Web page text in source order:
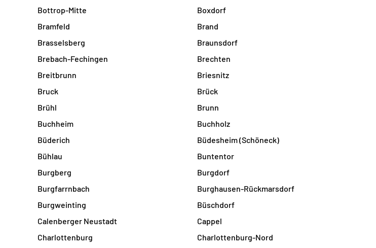
Bottrop-Mitte
Boxdorf
Bramfeld
Brand
Brasselsberg
Braunsdorf
Brebach-Fechingen
Brechten
Breitbrunn
Briesnitz
Bruck
Brück
Brühl
Brunn
Buchheim
Buchholz
Büderich
Büdesheim (Schöneck)
Bühlau
Buntentor
Burgberg
Burgdorf
Burgfarrnbach
Burghausen-Rückmarsdorf
Burgweinting
Büschdorf
Calenberger Neustadt
Cappel
Charlottenburg
Charlottenburg-Nord